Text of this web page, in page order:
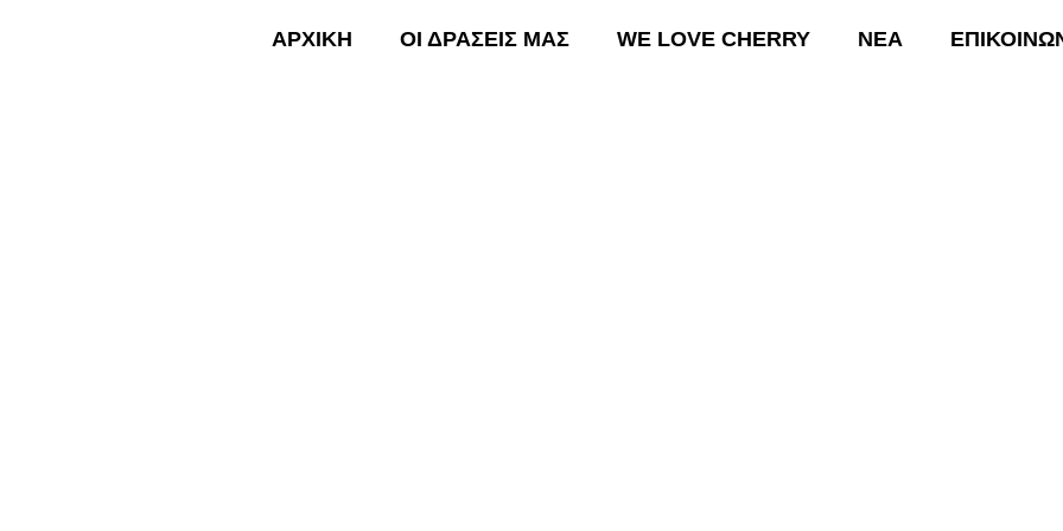
ΑΡΧΙΚΗ ΟΙ ΔΡΑΣΕΙΣ ΜΑΣ WE LOVE CHERRY ΝΕΑ